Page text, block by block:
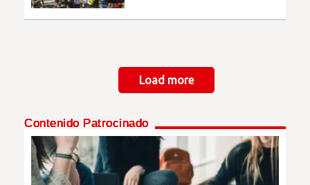
Load more
Contenido Patrocinado